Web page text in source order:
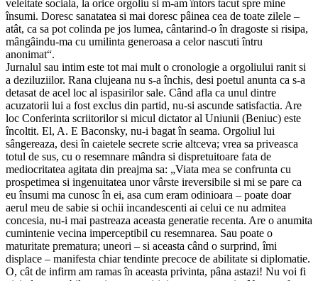
veleitate sociala, la orice orgoliu si m-am întors tacut spre mine
însumi. Doresc sanatatea si mai doresc pâinea cea de toate zilele –
atât, ca sa pot colinda pe jos lumea, cântarind-o în dragoste si risipa,
mângâindu-ma cu umilinta generoasa a celor nascuti întru
anonimat“.
Jurnalul sau intim este tot mai mult o cronologie a orgoliului ranit si
a deziluziilor. Rana clujeana nu s-a închis, desi poetul anunta ca s-a
detasat de acel loc al ispasirilor sale. Când afla ca unul dintre
acuzatorii lui a fost exclus din partid, nu-si ascunde satisfactia. Are
loc Conferinta scriitorilor si micul dictator al Uniunii (Beniuc) este
încoltit. El, A. E Baconsky, nu-i bagat în seama. Orgoliul lui
sângereaza, desi în caietele secrete scrie altceva; vrea sa priveasca
totul de sus, cu o resemnare mândra si dispretuitoare fata de
mediocritatea agitata din preajma sa: „Viata mea se confrunta cu
prospetimea si ingenuitatea unor vârste ireversibile si mi se pare ca
eu însumi ma cunosc în ei, asa cum eram odinioara – poate doar
aerul meu de sabie si ochii incandescenti ai celui ce nu admitea
concesia, nu-i mai pastreaza aceasta generatie recenta. Are o anumita
cumintenie vecina imperceptibil cu resemnarea. Sau poate o
maturitate prematura; uneori – si aceasta când o surprind, îmi
displace – manifesta chiar tendinte precoce de abilitate si diplomatie.
O, cât de infirm am ramas în aceasta privinta, pâna astazi! Nu voi fi